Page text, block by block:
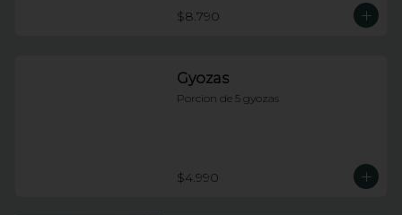
$8.790
Gyozas
Porcion de 5 gyozas
$4.990